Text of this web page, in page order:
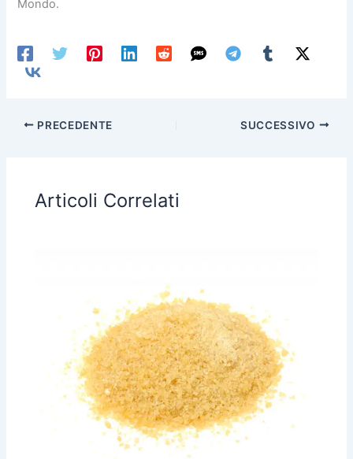
Mondo.
PRECEDENTE SUCCESSIVO
Articoli Correlati